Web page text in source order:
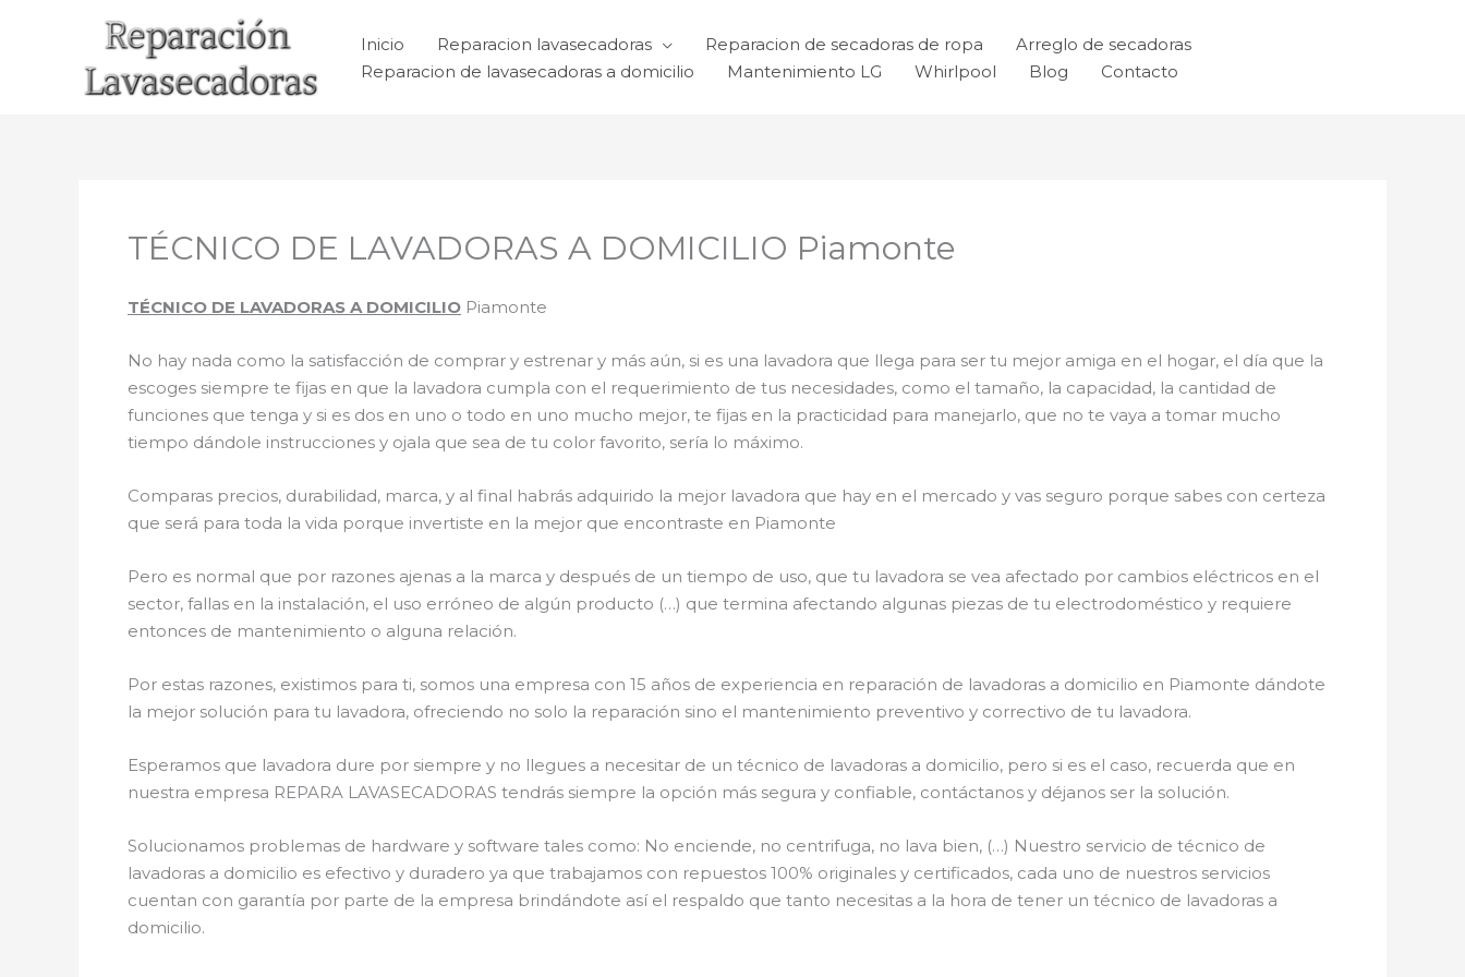
Inicio Reparacion lavasecadoras Reparacion de secadoras de ropa
Arreglo de secadoras
Reparacion de lavasecadoras a domicilio
Mantenimiento LG Whirlpool Blog Contacto
TÉCNICO DE LAVADORAS A DOMICILIO Piamonte
TÉCNICO DE LAVADORAS A DOMICILIO Piamonte
No hay nada como la satisfacción de comprar y estrenar y más aún, si es una lavadora que llega para ser tu mejor amiga en el hogar, el día que la
escoges siempre te fijas en que la lavadora cumpla con el requerimiento de tus necesidades, como el tamaño, la capacidad, la cantidad de
funciones que tenga y si es dos en uno o todo en uno mucho mejor, te fijas en la practicidad para manejarlo, que no te vaya a tomar mucho
tiempo dándole instrucciones y ojala que sea de tu color favorito, sería lo máximo.
Comparas precios, durabilidad, marca, y al final habrás adquirido la mejor lavadora que hay en el mercado y vas seguro porque sabes con certeza
que será para toda la vida porque invertiste en la mejor que encontraste en Piamonte
Pero es normal que por razones ajenas a la marca y después de un tiempo de uso, que tu lavadora se vea afectado por cambios eléctricos en el
sector, fallas en la instalación, el uso erróneo de algún producto (…) que termina afectando algunas piezas de tu electrodoméstico y requiere
entonces de mantenimiento o alguna relación.
Por estas razones, existimos para ti, somos una empresa con 15 años de experiencia en reparación de lavadoras a domicilio en Piamonte dándote
la mejor solución para tu lavadora, ofreciendo no solo la reparación sino el mantenimiento preventivo y correctivo de tu lavadora.
Esperamos que lavadora dure por siempre y no llegues a necesitar de un técnico de lavadoras a domicilio, pero si es el caso, recuerda que en
nuestra empresa REPARA LAVASECADORAS tendrás siempre la opción más segura y confiable, contáctanos y déjanos ser la solución.
Solucionamos problemas de hardware y software tales como: No enciende, no centrifuga, no lava bien, (…) Nuestro servicio de técnico de
lavadoras a domicilio es efectivo y duradero ya que trabajamos con repuestos 100% originales y certificados, cada uno de nuestros servicios
cuentan con garantía por parte de la empresa brindándote así el respaldo que tanto necesitas a la hora de tener un técnico de lavadoras a
domicilio.